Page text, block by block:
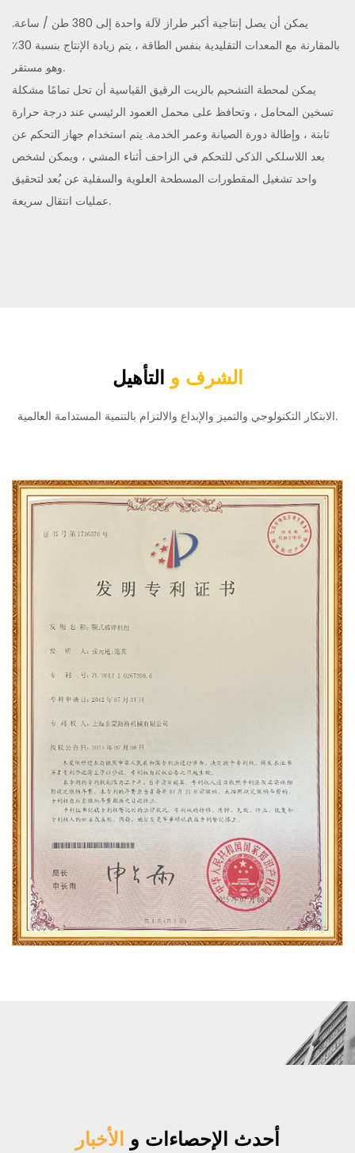
يمكن أن يصل إنتاجية أكبر طراز لآلة واحدة إلى 380 طن / ساعة.
بالمقارنة مع المعدات التقليدية بنفس الطاقة ، يتم زيادة الإنتاج بنسبة 30٪
وهو مستقر.
يمكن لمحطة التشحيم بالزيت الرقيق القياسية أن تحل تمامًا مشكلة
تسخين المحامل ، وتحافظ على محمل العمود الرئيسي عند درجة حرارة
ثابتة ، وإطالة دورة الصيانة وعمر الخدمة. يتم استخدام جهاز التحكم عن
بعد اللاسلكي الذكي للتحكم في الزاحف أثناء المشي ، ويمكن لشخص
واحد تشغيل المقطورات المسطحة العلوية والسفلية عن بُعد لتحقيق
عمليات انتقال سريعة.
الشرف و التأهيل
الابتكار التكنولوجي والتميز والإبداع والالتزام بالتنمية المستدامة العالمية.
أحدث الإحصاءات و الأخبار